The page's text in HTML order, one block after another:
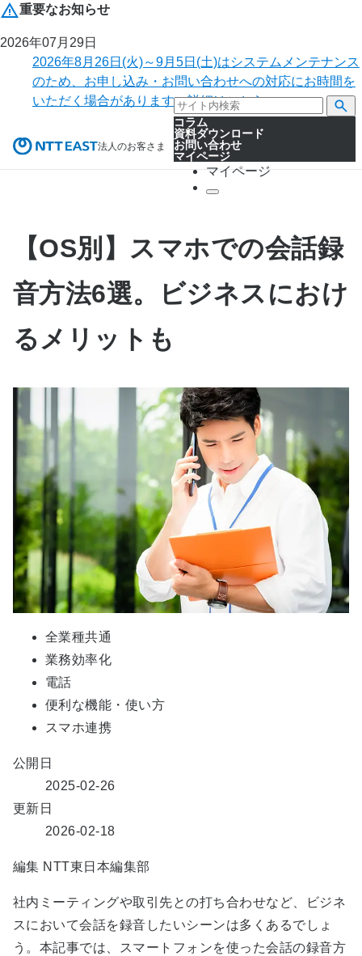
重要なお知らせ
2026年07月29日
2026年8月26日(火)～9月5日(土)はシステムメンテナンス
のため、お申し込み・お問い合わせへの対応にお時間を
いただく場合があります。詳細はこちら。
法人のお客さま
コラム
資料ダウンロード
お問い合わせ
マイページ
マイページ
【OS別】スマホでの会話録
音方法6選。ビジネスにおけ
るメリットも
全業種共通
業務効率化
電話
便利な機能・使い方
スマホ連携
公開日
2025-02-26
更新日
2026-02-18
編集 NTT東日本編集部
社内ミーティングや取引先との打ち合わせなど、ビジネ
スにおいて会話を録音したいシーンは多くあるでしょ
う。本記事では、スマートフォンを使った会話の録音方